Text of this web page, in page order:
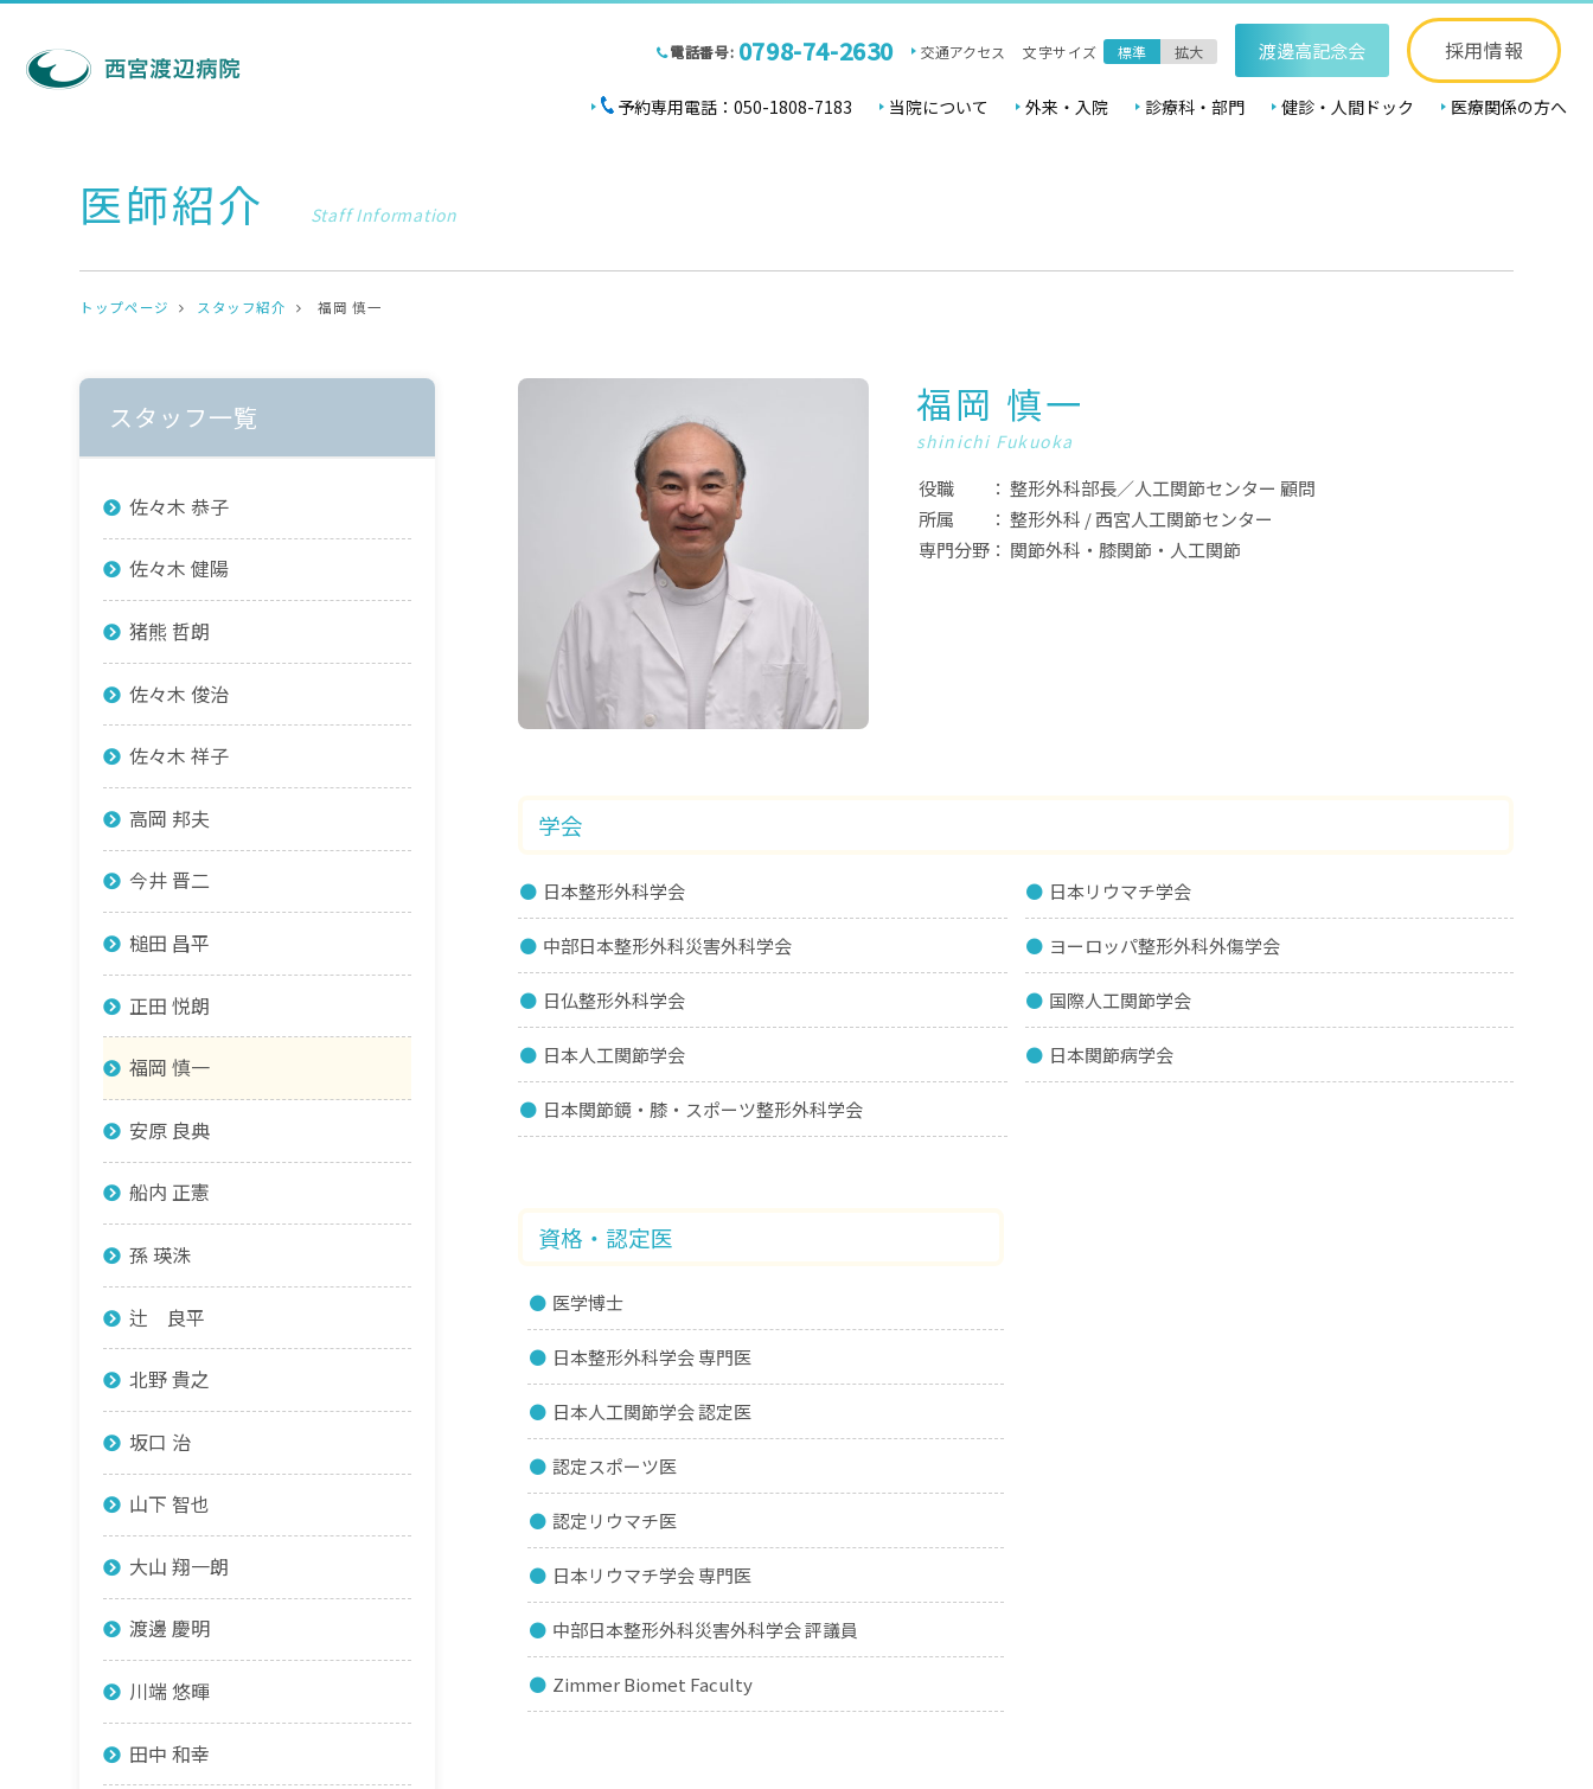
電話番号: 0798-74-2630 交通アクセス 文字サイズ 標準 拡大 渡邊高記念会 採用情報
予約専用電話：050-1808-7183 当院について 外来・入院 診療科・部門 健診・人間ドック 医療関係の方へ
医師紹介 Staff Information
トップページ スタッフ紹介 福岡 慎一
福岡 慎一
shinichi Fukuoka
役職
整形外科部長／人工関節センター 顧問
所属
整形外科 /西宮人工関節センター
専門分野
関節外科・膝関節・人工関節
学会
日本整形外科学会 日本リウマチ学会
中部日本整形外科災害外科学会 ヨーロッパ整形外科外傷学会
日仏整形外科学会 国際人工関節学会
日本人工関節学会 日本関節病学会
日本関節鏡・膝・スポーツ整形外科学会
資格・認定医
医学博士
日本整形外科学会 専門医
日本人工関節学会 認定医
認定スポーツ医
認定リウマチ医
日本リウマチ学会 専門医
中部日本整形外科災害外科学会 評議員
Zimmer Biomet Faculty
スタッフ一覧
佐々木 恭子
佐々木 健陽
猪熊 哲朗
佐々木 俊治
佐々木 祥子
高岡 邦夫
今井 晋二
槌田 昌平
正田 悦朗
福岡 慎一
安原 良典
船内 正憲
孫 瑛洙
辻 良平
北野 貴之
坂口 治
山下 智也
大山 翔一朗
渡邊 慶明
川端 悠暉
田中 和幸